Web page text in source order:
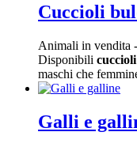
Cuccioli
Animali in vendita -
Disponibili cuccioli
maschi che
Galli e